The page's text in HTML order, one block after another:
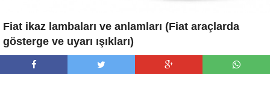
Fiat ikaz lambaları ve anlamları (Fiat araçlarda
gösterge ve uyarı ışıkları)